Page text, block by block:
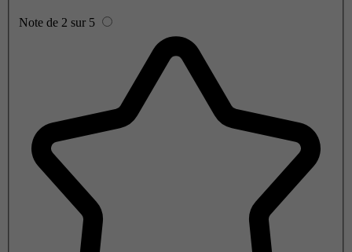
Note de 2 sur 5